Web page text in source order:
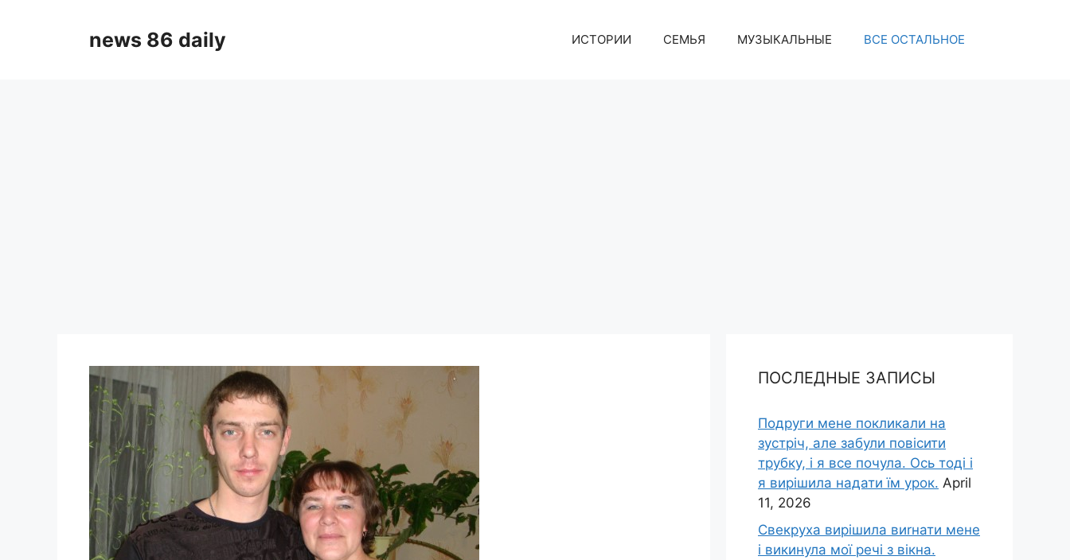
news 86 daily ИСТОРИИ СЕМЬЯ МУЗЫКАЛЬНЫЕ ВСЕ ОСТАЛЬНОЕ
ПОСЛЕДНЫЕ ЗАПИСЫ
Подруги мене покликали на
зустріч, але забули повісити
трубку, і я все почула. Ось тоді і
я вирішила надати їм урок. April
11, 2026
Свекруха вирішила виrнати мене
і викинула мої речі з вікна.